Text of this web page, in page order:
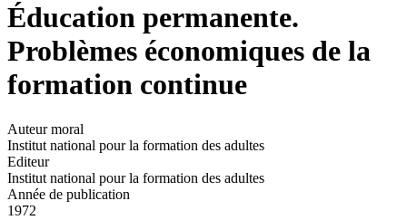
Éducation permanente.
Problèmes économiques de la
formation continue
Auteur moral
Institut national pour la formation des adultes
Editeur
Institut national pour la formation des adultes
Année de publication
1972